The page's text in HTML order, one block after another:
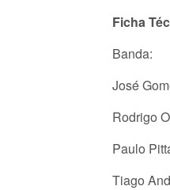
Ficha
Banda:
José
Rodrigo
Paulo
Tiago